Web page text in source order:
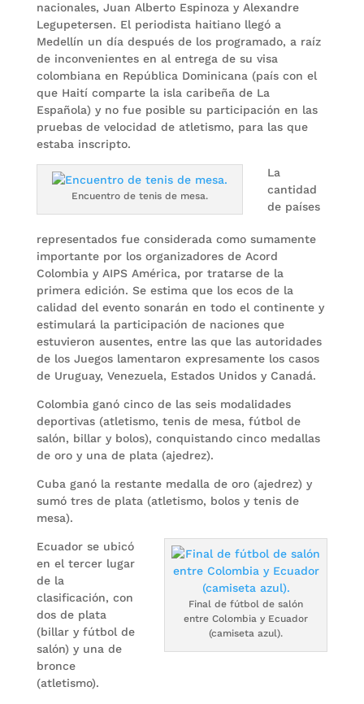
nacionales, Juan Alberto Espinoza y Alexandre
Legupetersen. El periodista haitiano llegó a
Medellín un día después de los programado, a raíz
de inconvenientes en al entrega de su visa
colombiana en República Dominicana (país con el
que Haití comparte la isla caribeña de La
Española) y no fue posible su participación en las
pruebas de velocidad de atletismo, para las que
estaba inscripto.
Encuentro de tenis de mesa.
La
cantidad
de países
representados fue considerada como sumamente
importante por los organizadores de Acord
Colombia y AIPS América, por tratarse de la
primera edición. Se estima que los ecos de la
calidad del evento sonarán en todo el continente y
estimulará la participación de naciones que
estuvieron ausentes, entre las que las autoridades
de los Juegos lamentaron expresamente los casos
de Uruguay, Venezuela, Estados Unidos y Canadá.
Colombia ganó cinco de las seis modalidades
deportivas (atletismo, tenis de mesa, fútbol de
salón, billar y bolos), conquistando cinco medallas
de oro y una de plata (ajedrez).
Cuba ganó la restante medalla de oro (ajedrez) y
sumó tres de plata (atletismo, bolos y tenis de
mesa).
Final de fútbol de salón
entre Colombia y Ecuador
(camiseta azul).
Ecuador se ubicó
en el tercer lugar
de la
clasificación, con
dos de plata
(billar y fútbol de
salón) y una de
bronce
(atletismo).